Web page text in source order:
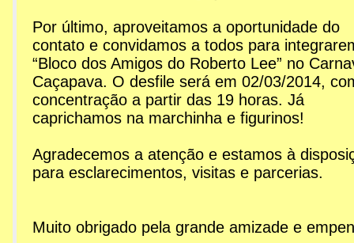
Por último, aproveitamos a oportunidade do
contato e convidamos a todos para
“Bloco dos Amigos do Roberto Lee” no
Caçapava. O desfile será em 02/03/2014,
concentração a partir das 19 horas. Já
caprichamos na marchinha e figurinos!
Agradecemos a atenção e estamos à
para esclarecimentos, visitas e parcerias.
Muito obrigado pela grande amizade e